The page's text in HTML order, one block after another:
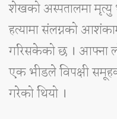
शेखको अस्पतालमा मृत्यु
हत्यामा संलग्नको
गरिसकेको छ । आफ्ना
एक भीडले विपक्षी
गरेको थियो ।